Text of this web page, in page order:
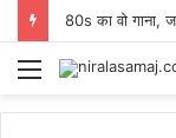
Menu